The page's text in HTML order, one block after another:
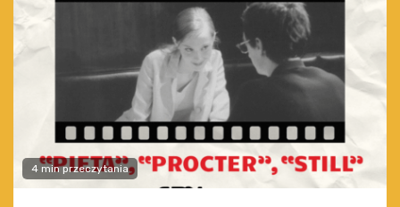
4 min przeczytania